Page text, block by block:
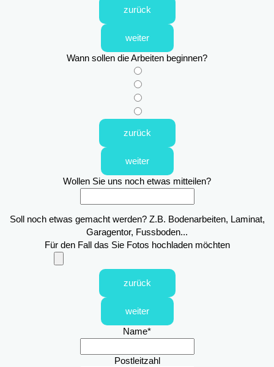
zurück
weiter
Wann sollen die Arbeiten beginnen?
zurück
weiter
Wollen Sie uns noch etwas mitteilen?
Soll noch etwas gemacht werden? Z.B. Bodenarbeiten, Laminat,
Garagentor, Fussboden...
Für den Fall das Sie Fotos hochladen möchten
zurück
weiter
Name*
Postleitzahl